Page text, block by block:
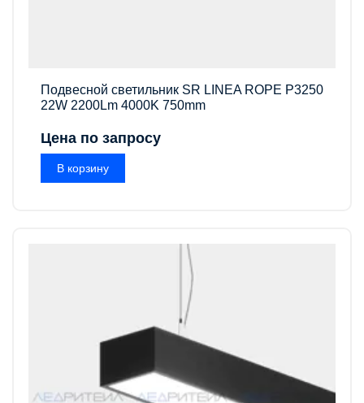
Подвесной светильник SR LINEA ROPE P3250
22W 2200Lm 4000K 750mm
Цена по запросу
В корзину